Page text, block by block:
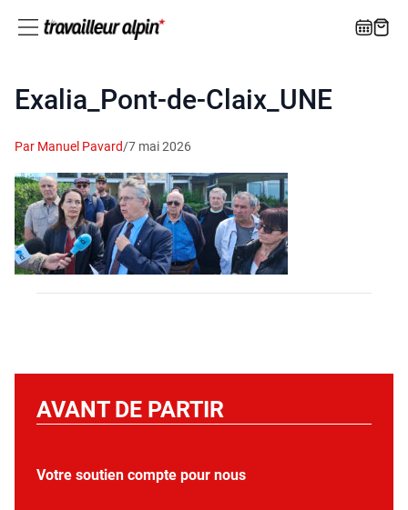
Exalia_Pont-de-Claix_UNE
Par Manuel Pavard/7 mai 2026
AVANT DE PARTIR
Votre soutien compte pour nous